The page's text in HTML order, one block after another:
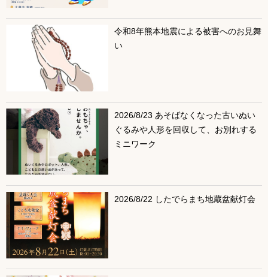
令和8年熊本地震による被害へのお見舞
い
2026/8/23 あそばなくなった古いぬい
ぐるみや人形を回収して、お別れする
ミニワーク
2026/8/22 したでらまち地蔵盆献灯会